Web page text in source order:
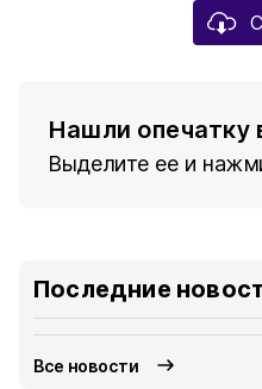
Нашли опечатку
Выделите ее и
Последние
Все новости